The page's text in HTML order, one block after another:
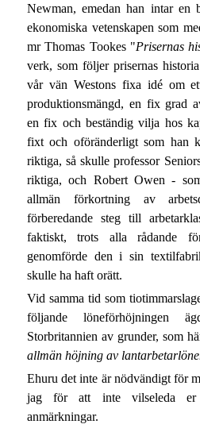
Newman, emedan han intar en
ekonomiska vetenskapen som
mr Thomas Tookes "Prisernas
verk, som följer prisernas
vår vän Westons fixa idé om
produktionsmängd, en fix grad
en fix och beständig vilja hos
fixt och oföränderligt som han
riktiga, så skulle professor
riktiga, och Robert Owen -
allmän förkortning av
förberedande steg till
faktiskt, trots alla rådande
genomförde den i sin
skulle ha haft orätt.
Vid samma tid som
följande löneförhöjningen
Storbritannien av grunder, som
allmän höjning av
Ehuru det inte är nödvändigt för
jag för att inte vilseleda er
anmärkningar.